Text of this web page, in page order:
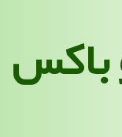
باکس